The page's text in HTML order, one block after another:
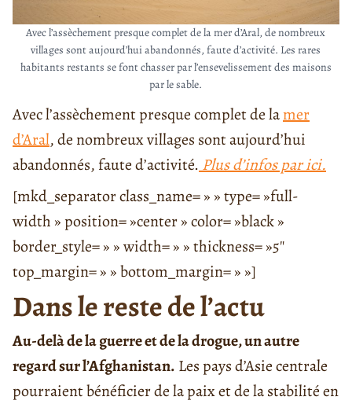
Avec l’assèchement presque complet de la mer d’Aral, de nombreux
villages sont aujourd’hui abandonnés, faute d’activité. Les rares
habitants restants se font chasser par l’ensevelissement des maisons
par le sable.
Avec l’assèchement presque complet de lamer
d’Aral, de nombreux villages sont aujourd’hui
abandonnés, faute d’activité. Plus d’infos par ici.
[mkd_separator class_name= » » type= »full-
width » position= »center » color= »black »
border_style= » » width= » » thickness= »5″
top_margin= » » bottom_margin= » »]
Dans le reste de l’actu
Au-delà de la guerre et de la drogue, un autre
regard sur l’Afghanistan. Les pays d’Asie centrale
pourraient bénéficier de la paix et de la stabilité en